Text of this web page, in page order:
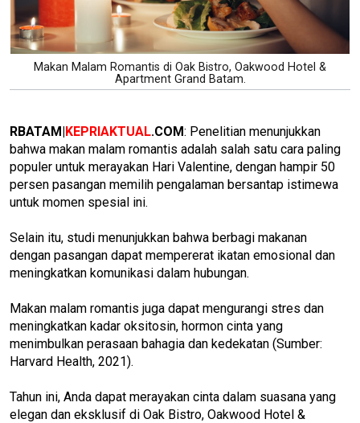
Makan Malam Romantis di Oak Bistro, Oakwood Hotel &
Apartment Grand Batam.
RBATAM|KEPRIAKTUAL.COM: Penelitian menunjukkan
bahwa makan malam romantis adalah salah satu cara paling
populer untuk merayakan Hari Valentine, dengan hampir 50
persen pasangan memilih pengalaman bersantap istimewa
untuk momen spesial ini.
Selain itu, studi menunjukkan bahwa berbagi makanan
dengan pasangan dapat mempererat ikatan emosional dan
meningkatkan komunikasi dalam hubungan.
Makan malam romantis juga dapat mengurangi stres dan
meningkatkan kadar oksitosin, hormon cinta yang
menimbulkan perasaan bahagia dan kedekatan (Sumber:
Harvard Health, 2021).
Tahun ini, Anda dapat merayakan cinta dalam suasana yang
elegan dan eksklusif di Oak Bistro, Oakwood Hotel &